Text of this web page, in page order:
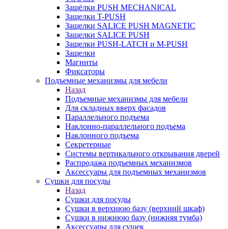
Защёлки PUSH MECHANICAL
Защелки T-PUSH
Защелки SALICE PUSH MAGNETIC
Защелки SALICE PUSH
Защелки PUSH-LATCH и M-PUSH
Защелки
Магниты
Фиксаторы
Подъемные механизмы для мебели
Назад
Подъемные механизмы для мебели
Для складных вверх фасадов
Параллельного подъема
Наклонно-параллельного подъема
Наклонного подъема
Секретерные
Системы вертикального открывания дверей
Распродажа подъемных механизмов
Аксессуары для подъемных механизмов
Сушки для посуды
Назад
Сушки для посуды
Сушки в верхнюю базу (верхний шкаф)
Сушки в нижнюю базу (нижняя тумба)
Аксессуары для сушек